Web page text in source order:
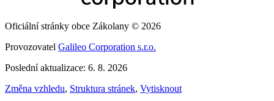
Oficiální stránky obce Zákolany © 2026
Provozovatel Galileo Corporation s.r.o.
Poslední aktualizace: 6. 8. 2026
Změna vzhledu, Struktura stránek, Vytisknout